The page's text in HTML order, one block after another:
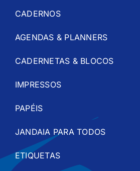
CADERNOS
AGENDAS & PLANNERS
CADERNETAS & BLOCOS
IMPRESSOS
PAPÉIS
JANDAIA PARA TODOS
ETIQUETAS